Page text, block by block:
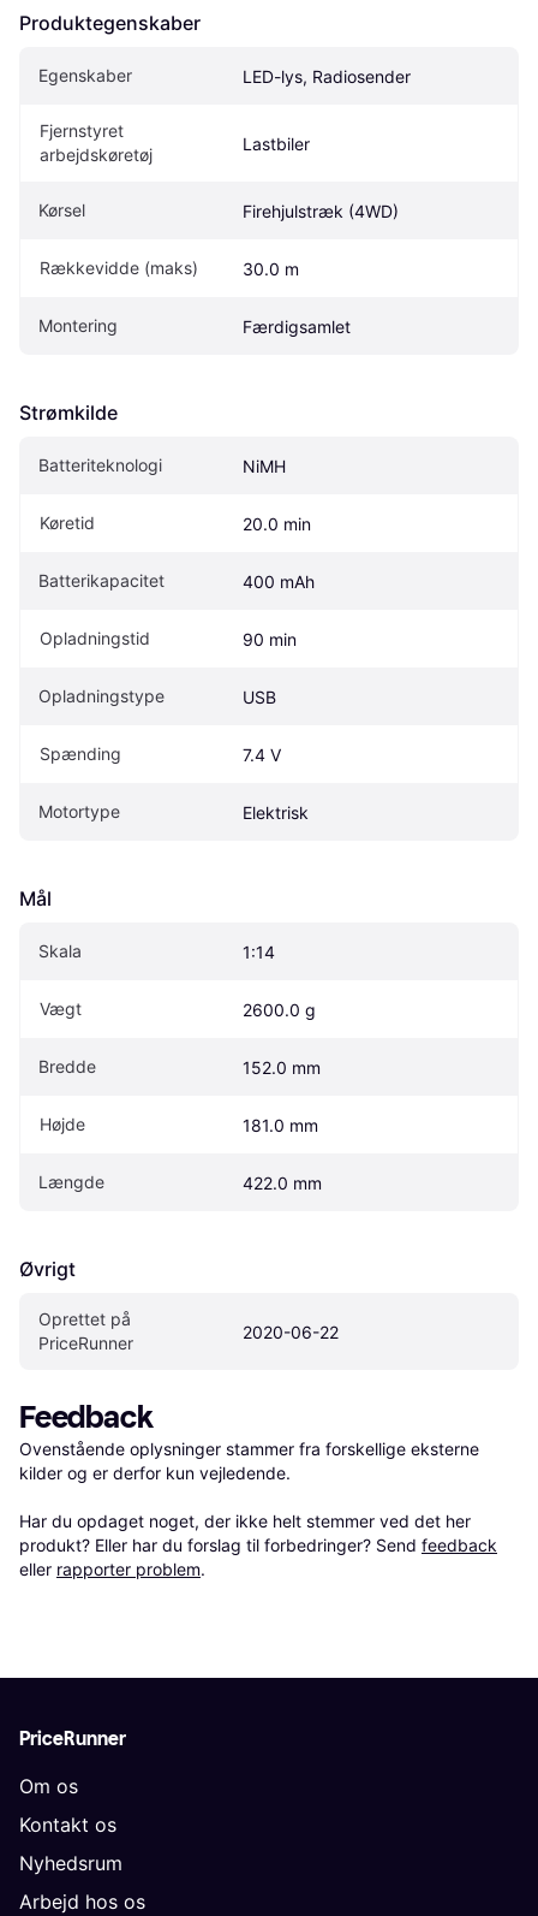
Produktegenskaber
Egenskaber LED-lys, Radiosender
Fjernstyret
arbejdskøretøj
Lastbiler
Kørsel Firehjulstræk (4WD)
Rækkevidde (maks) 30.0 m
Montering Færdigsamlet
Strømkilde
Batteriteknologi NiMH
Køretid 20.0 min
Batterikapacitet 400 mAh
Opladningstid 90 min
Opladningstype USB
Spænding 7.4 V
Motortype Elektrisk
Mål
Skala 1:14
Vægt 2600.0 g
Bredde 152.0 mm
Højde 181.0 mm
Længde 422.0 mm
Øvrigt
Oprettet på
PriceRunner
2020-06-22
Feedback
Ovenstående oplysninger stammer fra forskellige eksterne
kilder og er derfor kun vejledende.
Har du opdaget noget, der ikke helt stemmer ved det her
produkt? Eller har du forslag til forbedringer? Send feedback
eller rapporter problem.
PriceRunner
Om os
Kontakt os
Nyhedsrum
Arbejd hos os